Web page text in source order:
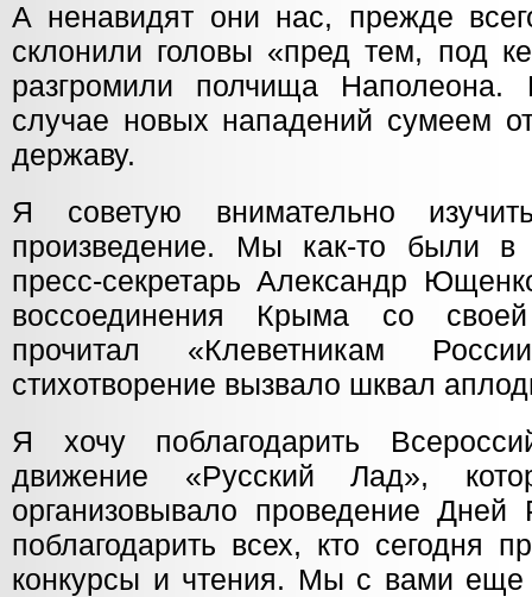
А ненавидят они нас, прежде
склонили головы «пред тем, под
разгромили полчища
случае новых нападений сумеем
державу.
Я советую внимательно
произведение. Мы как-то были
пресс-секретарь Александр
воссоединения Крыма со
прочитал «Клеветникам
стихотворение вызвало шквал
Я хочу поблагодарить
движение «Русский Лад»,
организовывало проведение Дней
поблагодарить всех, кто сегодня
конкурсы и чтения. Мы с вами еще